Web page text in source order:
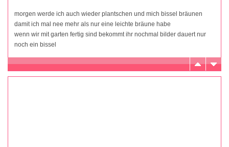
morgen werde ich auch wieder plantschen und mich bissel bräunen
damit ich mal nee mehr als nur eine leichte bräune habe
wenn wir mit garten fertig sind bekommt ihr nochmal bilder dauert nur
noch ein bissel